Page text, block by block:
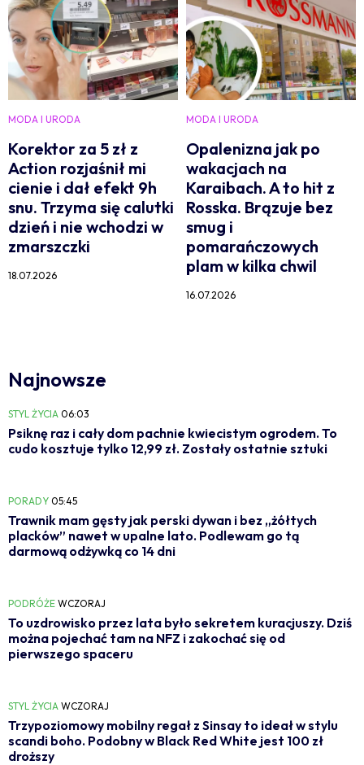
MODA I URODA
Korektor za 5 zł z
Action rozjaśnił mi
cienie i dał efekt 9h
snu. Trzyma się calutki
dzień i nie wchodzi w
zmarszczki
18.07.2026
MODA I URODA
Opalenizna jak po
wakacjach na
Karaibach. A to hit z
Rosska. Brązuje bez
smug i
pomarańczowych
plam w kilka chwil
16.07.2026
Najnowsze
STYL ŻYCIA 06:03
Psiknę raz i cały dom pachnie kwiecistym ogrodem. To
cudo kosztuje tylko 12,99 zł. Zostały ostatnie sztuki
PORADY 05:45
Trawnik mam gęsty jak perski dywan i bez „żółtych
placków” nawet w upalne lato. Podlewam go tą
darmową odżywką co 14 dni
PODRÓŻE WCZORAJ
To uzdrowisko przez lata było sekretem kuracjuszy. Dziś
można pojechać tam na NFZ i zakochać się od
pierwszego spaceru
STYL ŻYCIA WCZORAJ
Trzypoziomowy mobilny regał z Sinsay to ideał w stylu
scandi boho. Podobny w Black Red White jest 100 zł
droższy